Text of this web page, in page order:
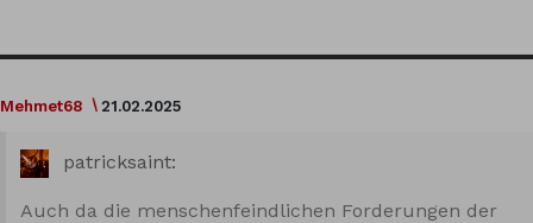
Mehmet68 21.02.2025
patricksaint:
Auch da die menschenfeindlichen Forderungen der